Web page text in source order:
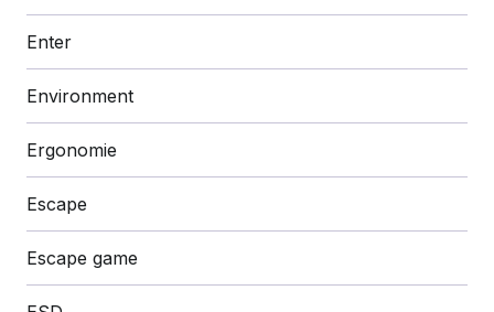
Enter
Environment
Ergonomie
Escape
Escape game